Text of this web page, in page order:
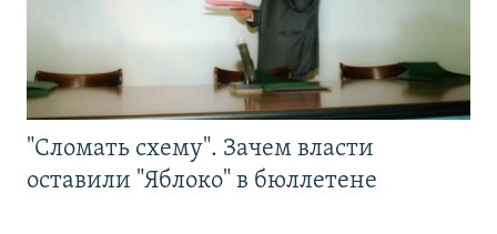
"Сломать схему". Зачем власти
оставили "Яблоко" в бюллетене